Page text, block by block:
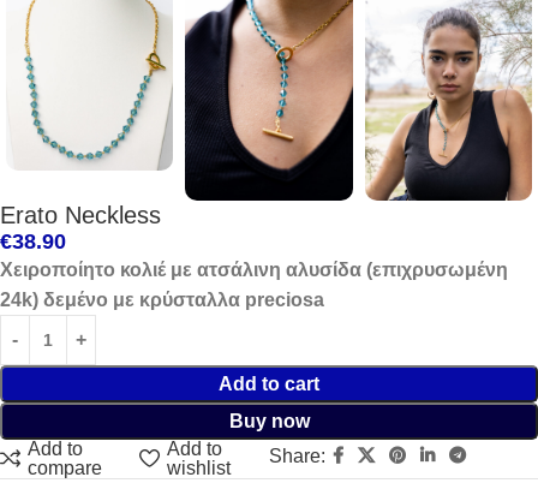
Erato Neckless
€38.90
Χειροποίητο κολιέ με ατσάλινη αλυσίδα (επιχρυσωμένη
24k) δεμένο με κρύσταλλα preciosa
Add to cart
Buy now
Add to
compare
Add to
wishlist
Share: